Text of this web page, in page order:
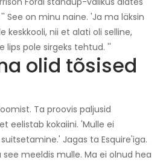
'' See on minu naine. 'Ja ma läksin
keskkooli, nii et alati oli selline,
lips pole sirgeks tehtud. ''
olid tõsised
Ta proovis paljusid
eelistab kokaiini. 'Mulle ei
Jagas ta Esquire'iga.
see meeldis mulle. Ma ei olnud hea